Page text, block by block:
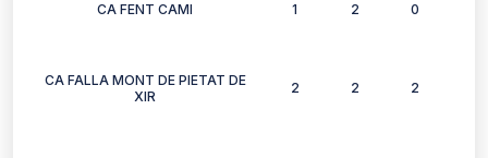
CA FENT CAMI 1 2 0
CA FALLA MONT DE PIETAT DE
XIR
2 2 2